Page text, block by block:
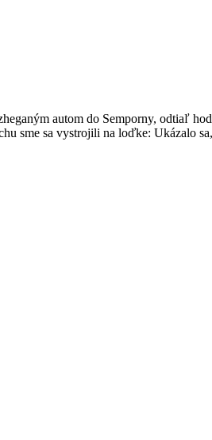
autom do Semporny, odtiaľ
sme sa vystrojili na loďke: Ukázalo